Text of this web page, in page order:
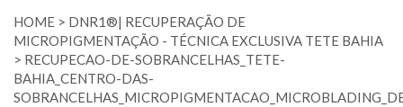
HOME > DNR1®| RECUPERAÇÃO DE
MICROPIGMENTAÇÃO - TÉCNICA EXCLUSIVA TETE BAHIA
> RECUPECAO-DE-SOBRANCELHAS_TETE-
BAHIA_CENTRO-DAS-